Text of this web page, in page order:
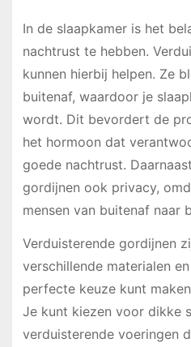
In de slaapkamer is het
nachtrust te hebben.
kunnen hierbij helpen. Ze
buitenaf, waardoor je
wordt. Dit bevordert de
het hormoon dat
goede nachtrust.
gordijnen ook privacy,
mensen van buitenaf naar
Verduisterende gordijnen
verschillende materialen
perfecte keuze kunt
Je kunt kiezen voor dikke
verduisterende voeringen